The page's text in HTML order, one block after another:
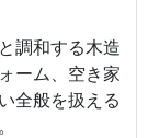
調和する木造
ーム、空き家
全般を扱える